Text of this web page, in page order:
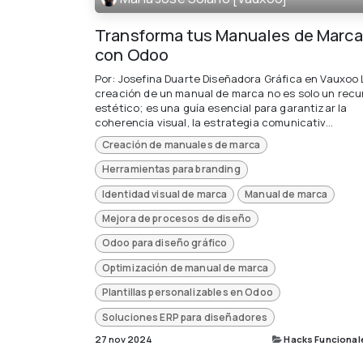
Transforma tus Manuales de Marca
con Odoo
Por: Josefina Duarte Diseñadora Gráfica en Vauxoo
creación de un manual de marca no es solo un
estético; es una guía esencial para garantizar la
coherencia visual, la estrategia comunicativ...
Creación de manuales de marca
Herramientas para branding
Identidad visual de marca
Manual de marca
Mejora de procesos de diseño
Odoo para diseño gráfico
Optimización de manual de marca
Plantillas personalizables en Odoo
Soluciones ERP para diseñadores
27 nov 2024 Hacks